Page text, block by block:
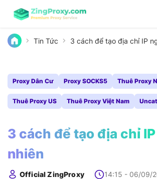
Tin Tức 3 cách để tạo địa chỉ IP
Proxy Dân Cư Proxy SOCKS5 Thuê Proxy
Thuê Proxy US Thuê Proxy Việt Nam
3 cách để tạo địa chỉ
nhiên
Official ZingProxy
14:15 - 06/09/